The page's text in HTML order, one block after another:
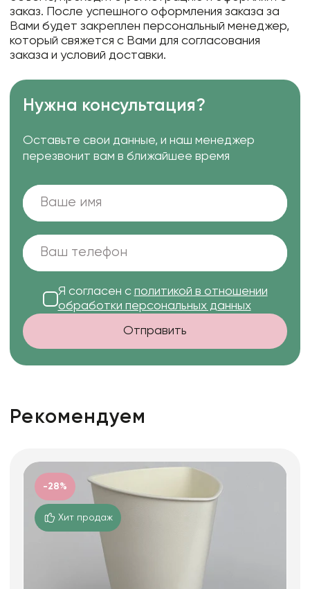
заказ. После успешного оформления заказа за
Вами будет закреплен персональный менеджер,
который свяжется с Вами для согласования
заказа и условий доставки.
Нужна консультация?
Оставьте свои данные, и наш менеджер
перезвонит вам в ближайшее время
Я согласен с политикой в отношении
обработки персональных данных
Отправить
Рекомендуем
-28%
Хит продаж